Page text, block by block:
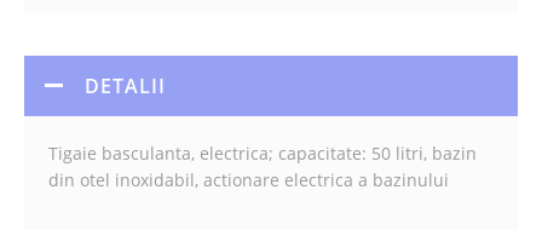
DETALII
Tigaie basculanta, electrica; capacitate: 50 litri, bazin
din otel inoxidabil, actionare electrica a bazinului